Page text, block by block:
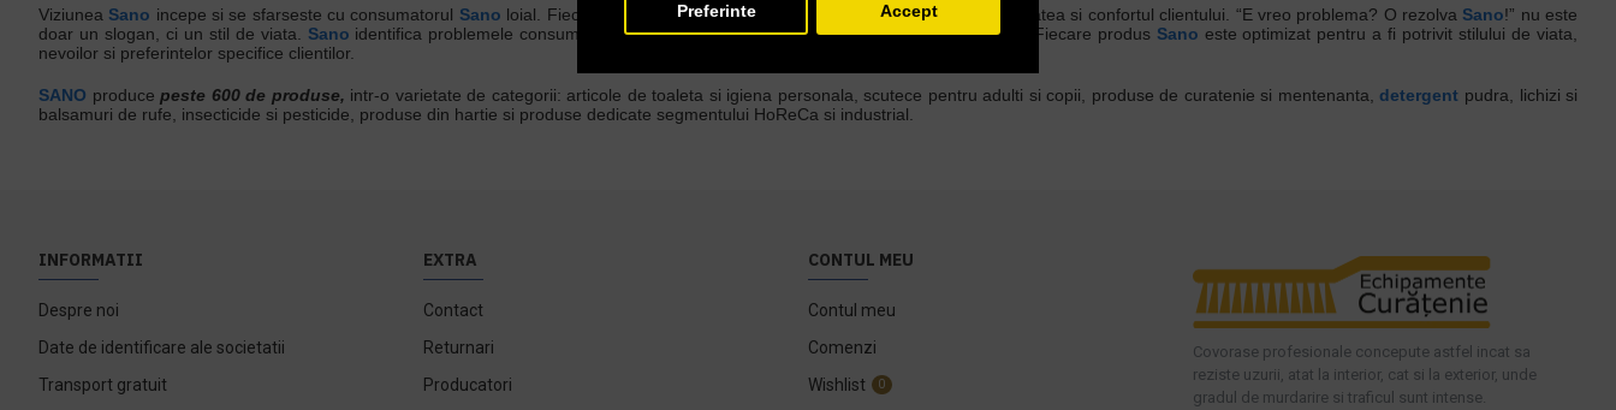
Preferinte Accept
Viziunea Sano incepe si se sfarseste cu consumatorul Sano loial. Fiecare idee de produs nou este analizata tinand cont de sanatatea si confortul clientului. “E vreo problema? O rezolva Sano!” nu este
doar un slogan, ci un stil de viata. Sano identifica problemele consumatorului si dezvolta o solutie de calitate, dar si economica. Fiecare produs Sano este optimizat pentru a fi potrivit stilului de viata,
nevoilor si preferintelor specifice clientilor.
SANO producepeste 600 de produse, intr-o varietate de categorii: articole de toaleta si igiena personala, scutece pentru adulti si copii, produse de curatenie si mentenanta,detergent pudra, lichizi si
balsamuri de rufe, insecticide si pesticide, produse din hartie si produse dedicate segmentului HoReCa si industrial.
INFORMATII
Despre noi
Date de identificare ale societatii
Transport gratuit
EXTRA
Contact
Returnari
Producatori
CONTUL MEU
Contul meu
Comenzi
Wishlist
0
Covorase profesionale concepute astfel incat sa
reziste uzurii, atat la interior, cat si la exterior, unde
gradul de murdarire si traficul sunt intense.